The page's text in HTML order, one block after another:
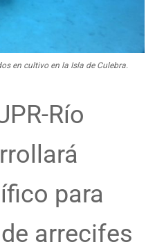
en cultivo en la Isla de Culebra.
Río
para
arrecifes